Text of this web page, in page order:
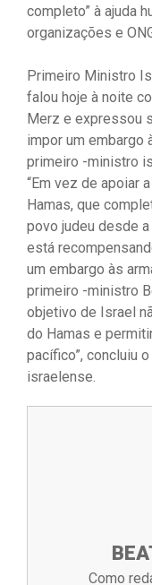
completo” à ajuda
organizações e
Primeiro Ministro
falou hoje à noite
Merz e expressou
impor um embargo
primeiro -ministro
“Em vez de apoiar
Hamas, que
povo judeu desde
está
um embargo às
primeiro -ministro
objetivo de Israel
do Hamas e
pacífico”, concluiu
israelense.
Como